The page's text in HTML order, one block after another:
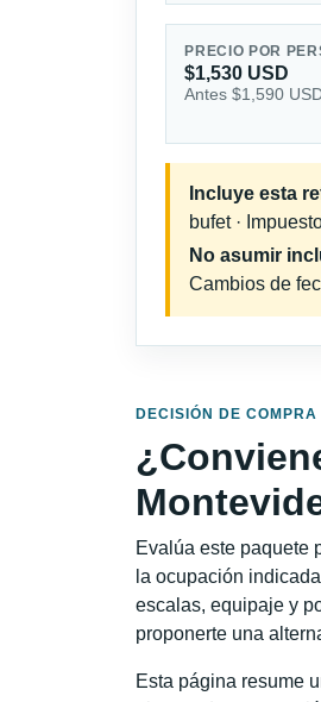
PRECIO POR
$1,530 USD
Antes $1,590
Incluye esta
bufet ·
No asumir
Cambios de
DECISIÓN DE COMPRA
Evalúa este paquete
la ocupación
escalas, equipaje y
proponerte una
Esta página resume